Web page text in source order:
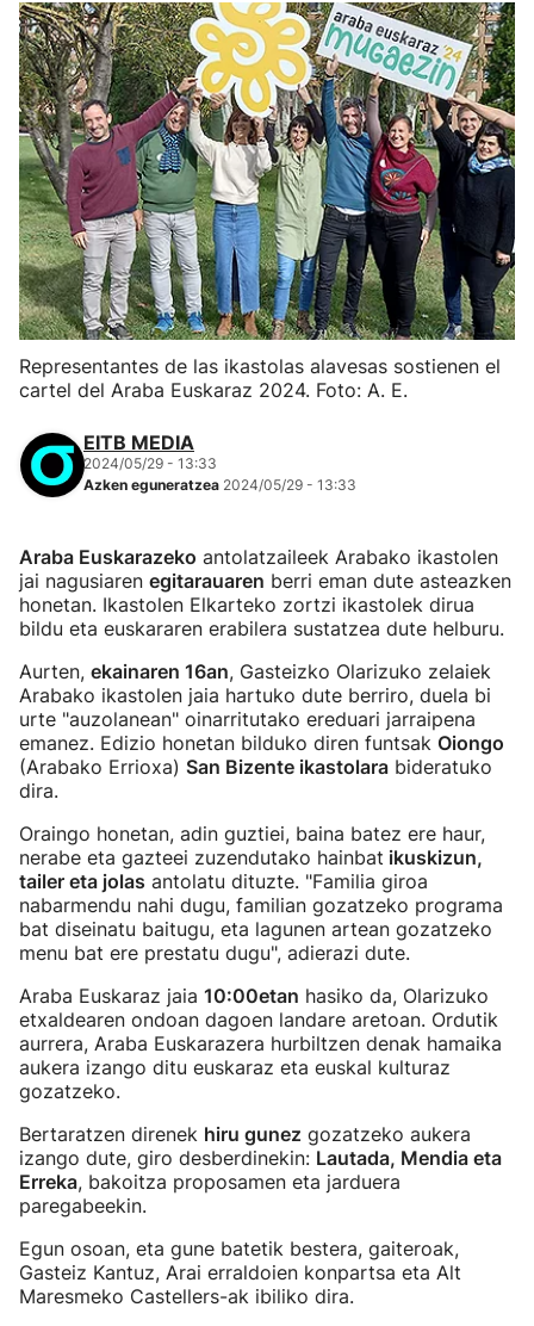
Representantes de las ikastolas alavesas sostienen el
cartel del Araba Euskaraz 2024. Foto: A. E.
EITB MEDIA
2024/05/29 - 13:33
Azken eguneratzea 2024/05/29 - 13:33
Araba Euskarazeko antolatzaileek Arabako ikastolen
jai nagusiaren egitarauaren berri eman dute asteazken
honetan. Ikastolen Elkarteko zortzi ikastolek dirua
bildu eta euskararen erabilera sustatzea dute helburu.
Aurten, ekainaren 16an, Gasteizko Olarizuko zelaiek
Arabako ikastolen jaia hartuko dute berriro, duela bi
urte "auzolanean" oinarritutako ereduari jarraipena
emanez. Edizio honetan bilduko diren funtsak Oiongo
(Arabako Errioxa) San Bizente ikastolara bideratuko
dira.
Oraingo honetan, adin guztiei, baina batez ere haur,
nerabe eta gazteei zuzendutako hainbat ikuskizun,
tailer eta jolas antolatu dituzte. "Familia giroa
nabarmendu nahi dugu, familian gozatzeko programa
bat diseinatu baitugu, eta lagunen artean gozatzeko
menu bat ere prestatu dugu", adierazi dute.
Araba Euskaraz jaia 10:00etan hasiko da, Olarizuko
etxaldearen ondoan dagoen landare aretoan. Ordutik
aurrera, Araba Euskarazera hurbiltzen denak hamaika
aukera izango ditu euskaraz eta euskal kulturaz
gozatzeko.
Bertaratzen direnek hiru gunez gozatzeko aukera
izango dute, giro desberdinekin: Lautada, Mendia eta
Erreka, bakoitza proposamen eta jarduera
paregabeekin.
Egun osoan, eta gune batetik bestera, gaiteroak,
Gasteiz Kantuz, Arai erraldoien konpartsa eta Alt
Maresmeko Castellers-ak ibiliko dira.